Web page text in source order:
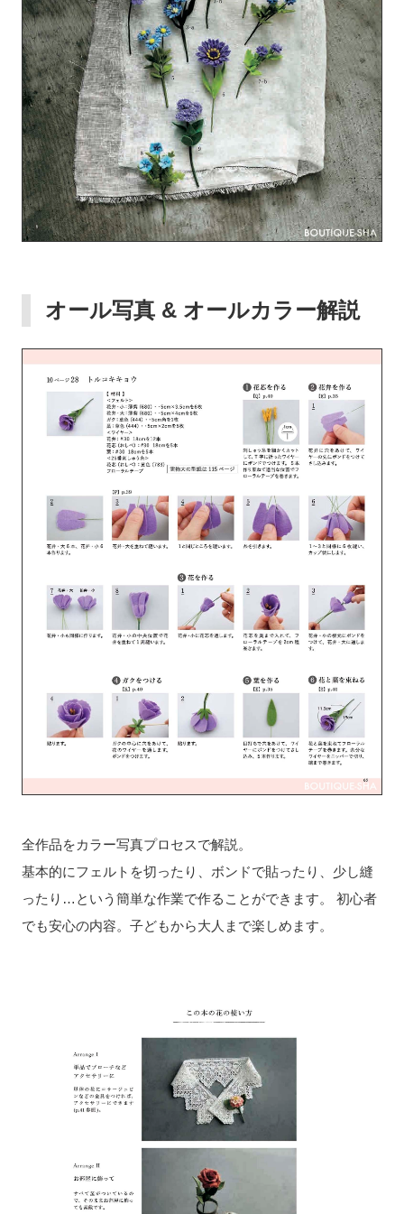
オール写真 & オールカラー解説
全作品をカラー写真プロセスで解説。
基本的にフェルトを切ったり、ボンドで貼ったり、少し縫
ったり…という簡単な作業で作ることができます。 初心者
でも安心の内容。子どもから大人まで楽しめます。